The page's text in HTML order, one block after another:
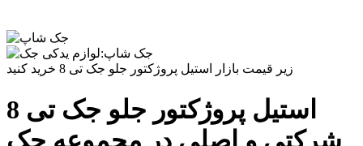
زیر قیمت بازار استیل پروژکتور جلو جک تی 8 خرید کنید
استیل پروژکتور جلو جک تی 8
شرکتی و اصلی در مجموعه جک